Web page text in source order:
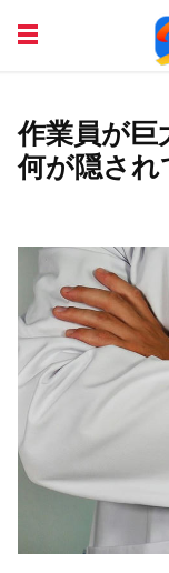
DISCOVER
作業員が巨
何が隠され